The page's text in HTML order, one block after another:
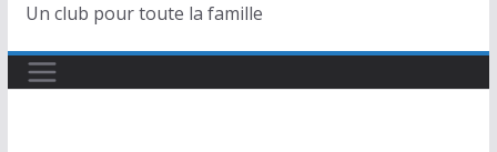
Un club pour toute la famille